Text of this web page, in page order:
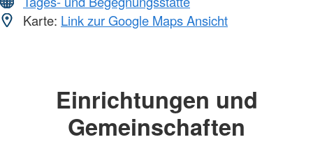
Karte: Link zur Google Maps Ansicht
Einrichtungen und
Gemeinschaften